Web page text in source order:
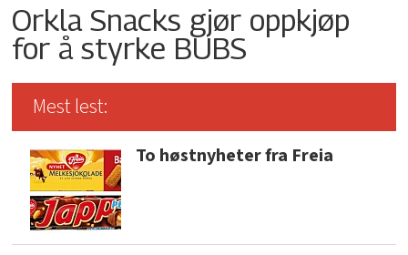
Orkla Snacks gjør oppkjøp
for å styrke BUBS
Mest lest:
To høstnyheter fra Freia